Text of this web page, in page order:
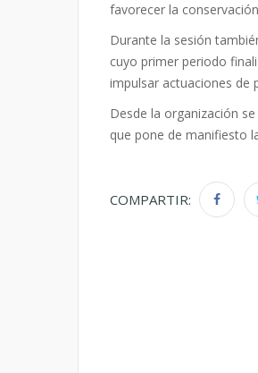
favorecer la
Durante la sesión
cuyo primer periodo
impulsar actuaciones de
Desde la organización
que pone de manifiesto
COMPARTIR: